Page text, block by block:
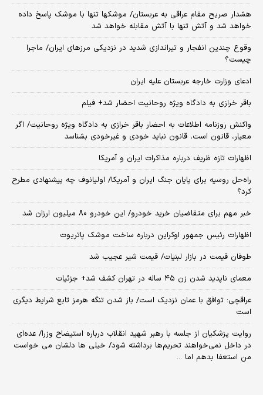
هشدار صریح مقام عراقی به عربستان/ موشکها تنها با موشک پاسخ داده
خواهد شد و آتش تنها با آتش مقابله خواهد شد
وقوع چندین انفجار و تیراندازی شدید در نزدیکی مرز‌های ایران/ ماجرا
چیست؟
ادعای وزارت خارجه عربستان علیه ایران
باقر خرازی به دادگاه ویژه روحانیت احضار شد+ فیلم
واکنش روزنامه اطلاعات به احضار باقر خرازی به دادگاه ویژه روحانیت/ اگر
معیار، قانون است، قانون نباید خودی و غیرخودی بشناسد
اظهارات تازه ظریف درباره مذاکرات ایران و آمریکا
راه‌حل روسیه برای پایان جنگ ایران و آمریکا/ اولیانوف چه پیشنهادی مطرح
کرد؟
خبر مهم برای متقاضیان خرید خودرو/ این خودرو ۸۰ میلیون ارزان شد
اظهارات رئیس جمهور اوکراین درباره ساخت موشک پاتریوت
طوفان قیمت در بازار لبنیات/ قیمت شیر عجیب شد
معمای ناپدید شدن زن ۴۵ ساله در تهران کشف شد+ جزئیات
عراقچی: توافق با عمان نزدیک است/ باز شدن تنگه هرمز تابع شرایط دیگری
است
روایت پزشکیان از جلسه با رهبر شهید انقلاب درباره استیضاح وزرا/ عده‌ای
در داخل نمی‌خواهند تحریم‌ها برداشته شود/ خیلی ها دلشان می خواست
من استعفا بدهم اما ...